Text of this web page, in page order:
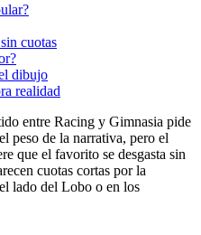
cuotas
dibujo
realidad
entre Racing y Gimnasia pide
peso de la narrativa, pero el
que el favorito se desgasta sin
cuotas cortas por la
lado del Lobo o en los